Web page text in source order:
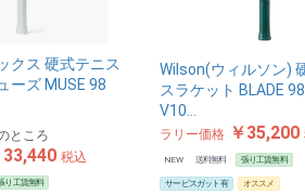
クス 硬式テニス
ーズ MUSE 98
ところ
税込
り工賃無料
Wilson(ウィルソン)
スラケット BLADE
V10…
ラリー価格 ￥35,200
NEW 送料無料 張り工賃無料
サービスガット有 オススメ